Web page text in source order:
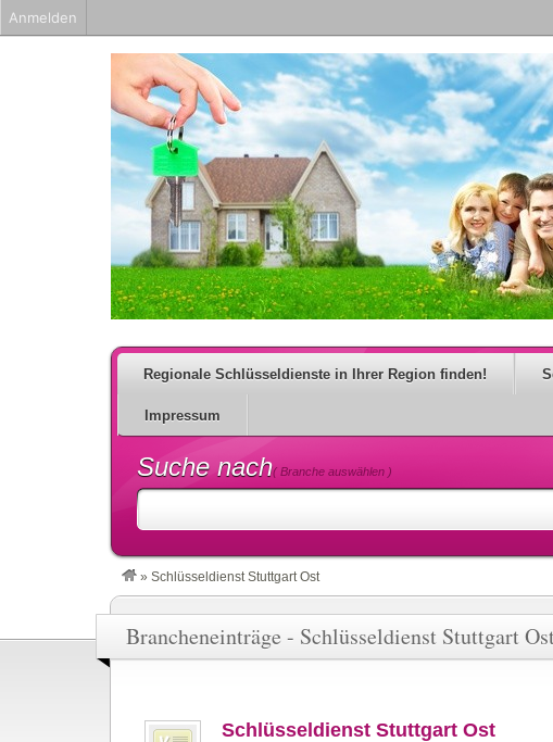
Regionale Schlüsseldienste in Ihrer Region finden!
Impressum
Suche nach( Branche auswählen )
» Schlüsseldienst Stuttgart Ost
Brancheneinträge - Schlüsseldienst Stuttgart
Schlüsseldienst Stuttgart Ost
Anmelden